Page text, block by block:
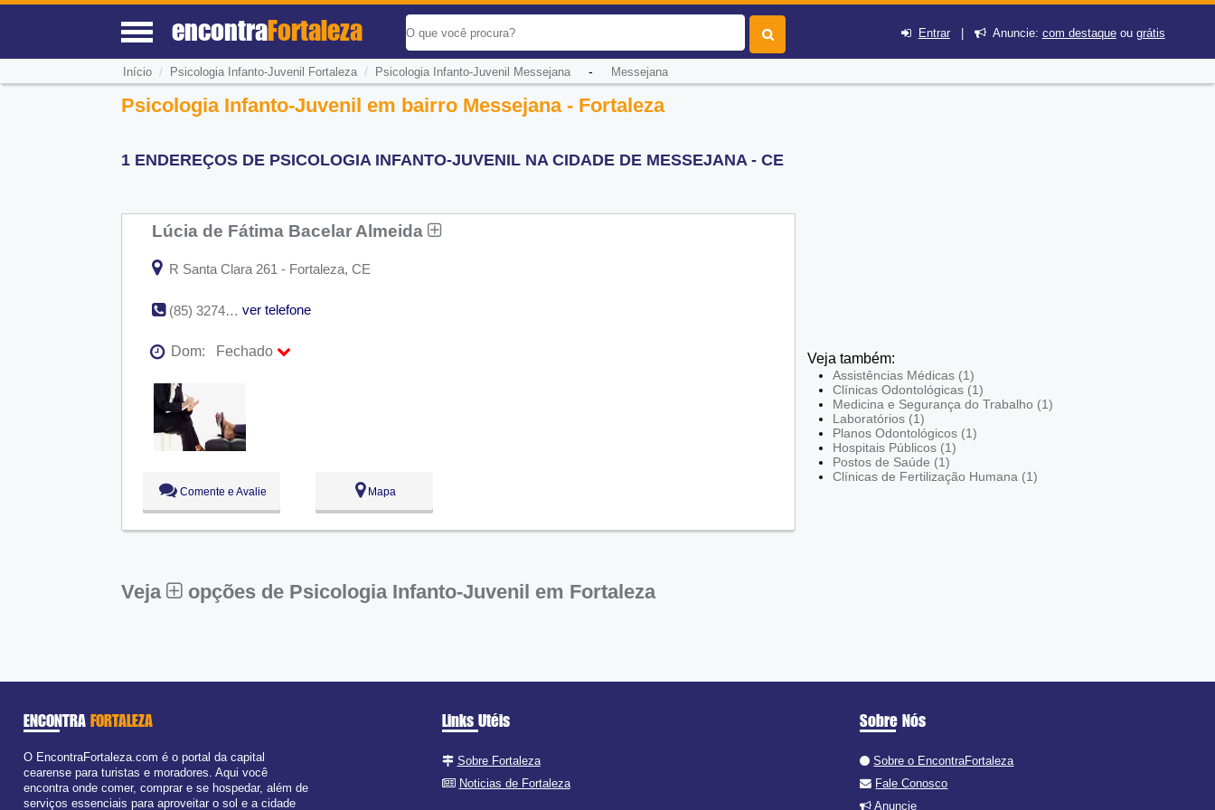
encontraFortaleza Entrar| Anuncie: com destaqueou grátis
Início / Psicologia Infanto-Juvenil Fortaleza/ Psicologia Infanto-Juvenil Messejana- Messejana
Psicologia Infanto-Juvenil em bairro Messejana - Fortaleza
1 ENDEREÇOS DE PSICOLOGIA INFANTO-JUVENIL NA CIDADE DE MESSEJANA - CE
Lúcia de Fátima Bacelar Almeida
R Santa Clara 261 - Fortaleza, CE
(85) 3274-5946 ver telefone
Dom:
Fechado
Seg:
Ter:
Qua:
09:00 - 18:00
Qui:
09:00 - 18:00
09:00 - 18:00
Comente e Avalie Mapa
Veja opções de Psicologia Infanto-Juvenil em Fortaleza
Veja também:
Assistências Médicas (1)
Clínicas Odontológicas (1)
Medicina e Segurança do Trabalho (1)
Laboratórios (1)
Planos Odontológicos (1)
Hospitais Públicos (1)
Postos de Saúde (1)
Clínicas de Fertilização Humana (1)
ENCONTRA FORTALEZA
O EncontraFortaleza.com é o portal da capital
cearense para turistas e moradores. Aqui você
encontra onde comer, comprar e se hospedar, além de
serviços essenciais para aproveitar o sol e a cidade
Links Utéis
Sobre Fortaleza
Noticias de Fortaleza
Sobre Nós
Sobre o EncontraFortaleza
Fale Conosco
Anuncie